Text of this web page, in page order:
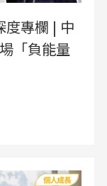
度專欄 | 中
「負能量